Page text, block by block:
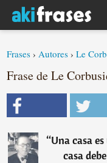
Frases ›Autores ›Le
Frase de Le
“Una casa
casa